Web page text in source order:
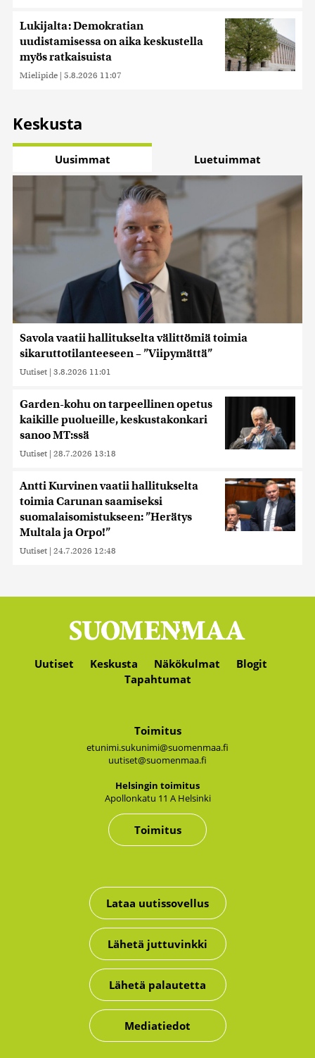
Lukijalta: Demokratian
uudistamisessa on aika keskustella
myös ratkaisuista
Mielipide | 5.8.2026 11:07
Keskusta
Uusimmat Luetuimmat
Savola vaatii hallitukselta välittömiä toimia
sikaruttotilanteeseen – ”Viipymättä”
Uutiset | 3.8.2026 11:01
Garden-kohu on tarpeellinen opetus
kaikille puolueille, keskustakonkari
sanoo MT:ssä
Uutiset | 28.7.2026 13:18
Antti Kurvinen vaatii hallitukselta
toimia Carunan saamiseksi
suomalaisomistukseen: ”Herätys
Multala ja Orpo!”
Uutiset | 24.7.2026 12:48
Uutiset Keskusta Näkökulmat
Blogit
Tapahtumat
Toimitus
etunimi.sukunimi@suomenmaa.fi
uutiset@suomenmaa.fi
Hel­sin­gin toi­mi­tus
Apol­lon­ka­tu 11 A Hel­sin­ki
Toimitus
Lataa uutissovellus
Lähetä juttuvinkki
Lähetä palautetta
Mediatiedot